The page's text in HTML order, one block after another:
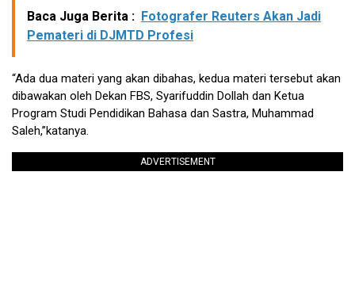
Baca Juga Berita : Fotografer Reuters Akan Jadi
Pemateri di DJMTD Profesi
“Ada dua materi yang akan dibahas, kedua materi tersebut akan
dibawakan oleh Dekan FBS, Syarifuddin Dollah dan Ketua
Program Studi Pendidikan Bahasa dan Sastra, Muhammad
Saleh,”katanya.
ADVERTISEMENT